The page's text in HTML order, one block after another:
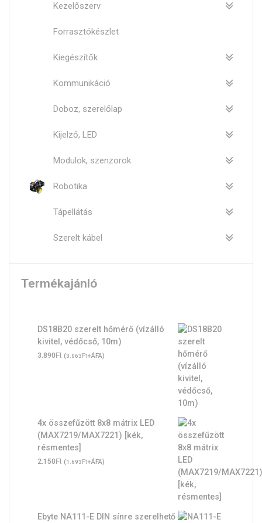
Kezelőszerv
Forrasztókészlet
Kiegészítők
Kommunikáció
Doboz, szerelőlap
Kijelző, LED
Modulok, szenzorok
Robotika
Tápellátás
Szerelt kábel
Termékajánló
DS18B20 szerelt hőmérő (vízálló
kivitel, védőcső, 10m)
3.890Ft (3.063Ft+ÁFA)
4x összefűzött 8x8 mátrix LED
(MAX7219/MAX7221) [kék,
résmentes]
2.150Ft (1.693Ft+ÁFA)
Ebyte NA111-E DIN sínre szerelhető